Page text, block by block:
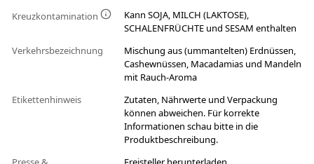
Kreuzkontamination
Kann SOJA, MILCH (LAKTOSE),
SCHALENFRÜCHTE und SESAM enthalten
Verkehrsbezeichnung
Mischung aus (ummantelten) Erdnüssen,
Cashewnüssen, Macadamias und Mandeln
mit Rauch-Aroma
Etikettenhinweis
Zutaten, Nährwerte und Verpackung
können abweichen. Für korrekte
Informationen schau bitte in die
Produktbeschreibung.